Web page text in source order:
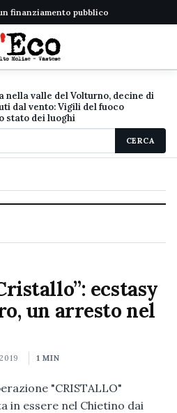
finanziamento pubblico
nella valle del Volturno, decine di
dal vento: Vigili del fuoco
stato dei luoghi
CERCA
ecstasy
un arresto nel
1 MIN
"CRISTALLO"
in essere nel Chietino dai